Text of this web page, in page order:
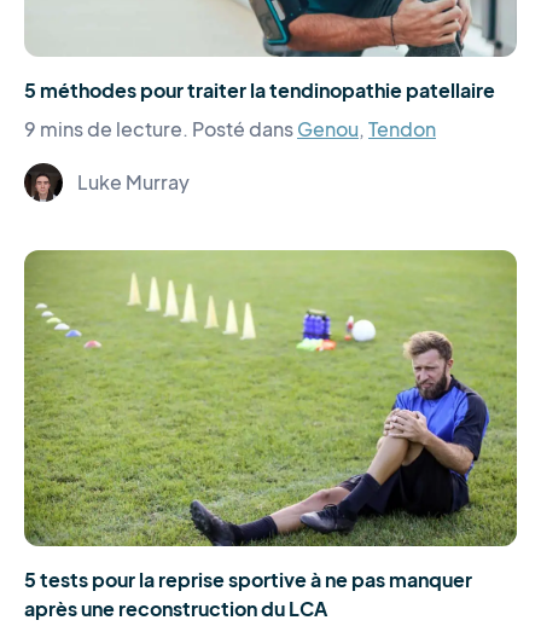
5 méthodes pour traiter la tendinopathie patellaire
9 mins de lecture. Posté dansGenou, Tendon
Luke Murray
5 tests pour la reprise sportive à ne pas manquer
après une reconstruction du LCA